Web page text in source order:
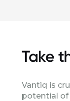
Take
Vantiq is
potential of